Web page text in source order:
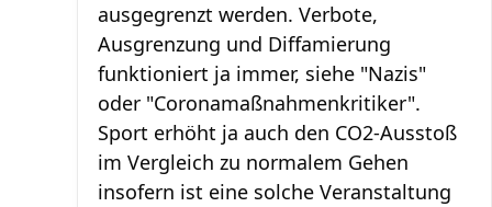
ausgegrenzt werden. Verbote,
Ausgrenzung und Diffamierung
funktioniert ja immer, siehe "Nazis"
oder "Coronamaßnahmenkritiker".
Sport erhöht ja auch den CO2-Ausstoß
im Vergleich zu normalem Gehen
insofern ist eine solche Veranstaltung